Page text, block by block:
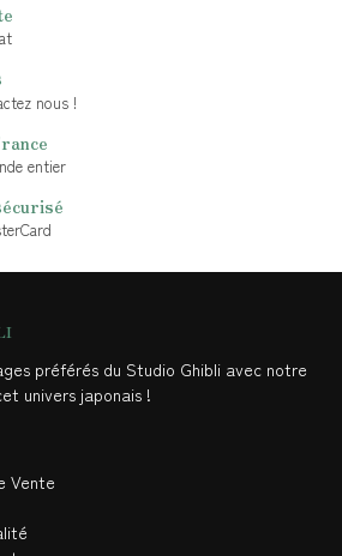
nous !
entier
préférés du Studio Ghibli avec notre
univers japonais !
Vente